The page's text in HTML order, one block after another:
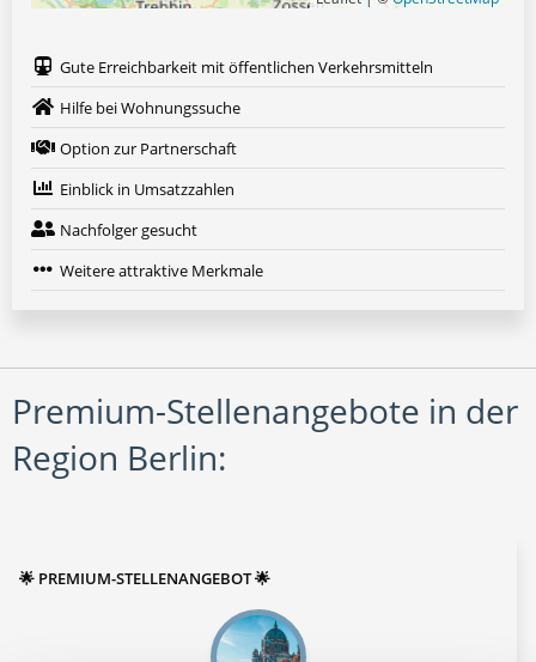
Gute Erreichbarkeit mit öffentlichen Verkehrsmitteln
Hilfe bei Wohnungssuche
Option zur Partnerschaft
Einblick in Umsatzzahlen
Nachfolger gesucht
Weitere attraktive Merkmale
Premium-Stellenangebote in der
Region Berlin:
🌟 PREMIUM-STELLENANGEBOT 🌟